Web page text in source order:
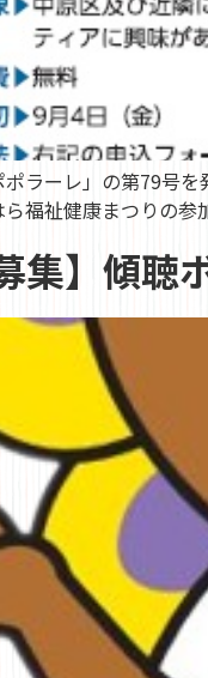
ポラーレ」の第79
福祉健康まつりの
集】傾聴